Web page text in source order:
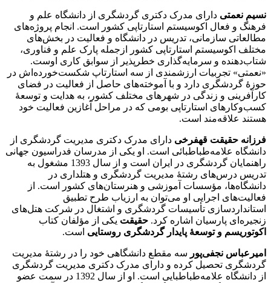
نسیم نعمتی دارای مدرک دکتری گردشگری از دانشگاه علم و
فرهنگ و فعال اکوسیستم استارتاپی کشور است. انجام پروژه‌های
مطالعاتی سازمانی، تدریس در دانشگاه و فعالیت در بخش‌های
مختلف اکوسیستم استارتاپی کشور ازجمله پارک علم ‌و فناوری،
شتاب‌دهنده و سرمایه‌گذاری خطرپذیر از سوابق کاری اوست.
«نعمتی» تجربیات ارزشمندی از سه استارتاپ شکست‌خورده‌اش در
حوزۀ گردشگری دارد و با آموخته‌های حاصل از فعالیت در فضای
کارآفرینی و زندگی در شهرهای مختلف کشور، به هدایت و توسعۀ
کسب‌وکارهای استارتاپی بومی که در مراحل آغازین فعالیت خود
هستند علاقه‌مند است.
فرزانه حقیقت قهفرخی دارای مدرک دکتری مدیریت گردشگری از
دانشگاه علامه‌طباطبائی است. او یکی از مدرسان فدراسیون جهانی
راهنمایان گردشگری در ایران است و از سال 1393 مشغول به
تدریس درس‌های رشتۀ مدیریت گردشگری و هتلداری در
دانشگاه‌ها، مؤسسات آموزشی و هنرستان‌های کشور است. از
فعالیت‌های اجرایی او می‌توان به ارزیاب طرح تطبیق
استانداردسازی تأسیسات گردشگری و اشتغال در شرکت هتل‌های
زنجیره‌ای پارسیان اشاره کرد. حقیقت یکی از مؤلفان کتاب
اکوتوریسم و توسعۀ پایدار گردشگری روستایی است.
امیرعباس نجفی‌پور سه مقطع دانشگاهی خود را در رشتۀ مدیریت
گردشگری تحصیل کرده و دارای مدرک دکتری مدیریت گردشگری
از دانشگاه علامه‌طباطبایی است. او از سال 1392 در سمت عضو